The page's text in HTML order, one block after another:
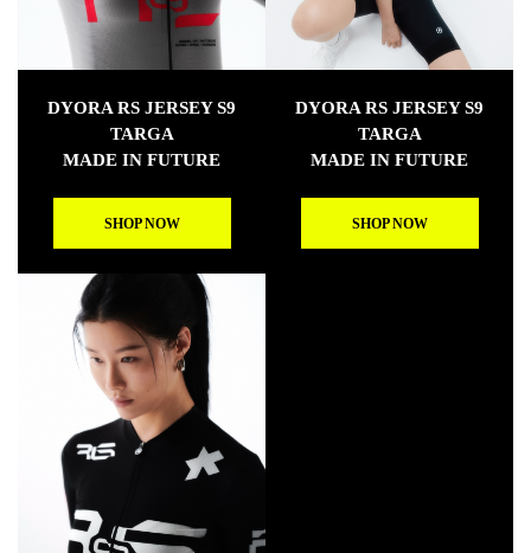
DYORA RS JERSEY S9
TARGA
MADE IN FUTURE
SHOP NOW
DYORA RS JERSEY S9
TARGA
MADE IN FUTURE
SHOP NOW